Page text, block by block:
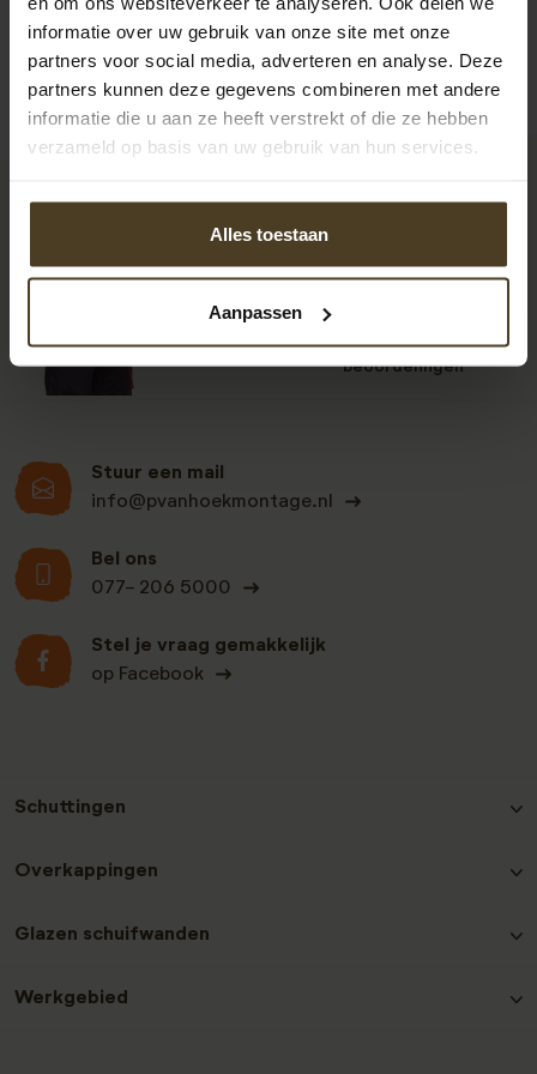
informatie over uw gebruik van onze site met onze
partners voor social media, adverteren en analyse. Deze
partners kunnen deze gegevens combineren met andere
informatie die u aan ze heeft verstrekt of die ze hebben
verzameld op basis van uw gebruik van hun services.
Alles toestaan
Aanpassen
Stuur een mail
info@pvanhoekmontage.nl
Bel ons
077- 206 5000
Stel je vraag gemakkelijk
op Facebook
Klanten beoordelen
ons een: 9 uit de 930
beoordelingen
Schuttingen
Hout-beton schutting Nobifix
Hout-beton schutting Grenen Zwart
Hout-beton schutting Redwood
Overkappingen
Glazen schuifwanden
Werkgebied